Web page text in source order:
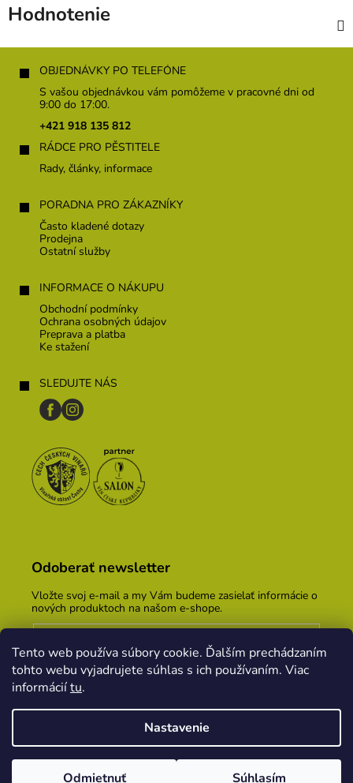
Tento web používa súbory cookie. Ďalším prechádzaním
tohto webu vyjadrujete súhlas s ich používaním. Viac
informáciítu.
Nastavenie
Odmietnuť Súhlasím
Hodnotenie
Z
OBJEDNÁVKY PO TELEFÓNE
S vašou objednávkou vám pomôžeme v pracovné dni od
9:00 do 17:00.
+421 918 135 812
RÁDCE PRO PĚSTITELE
Rady, články, informace
PORADNA PRO ZÁKAZNÍKY
Často kladené dotazy
Prodejna
Ostatní služby
INFORMACE O NÁKUPU
Obchodní podmínky
Ochrana osobných údajov
Preprava a platba
Ke stažení
SLEDUJTE NÁS
Odoberať newsletter
Vložte svoj e-mail a my Vám budeme zasielať informácie o
nových produktoch na našom e-shope.
Vložením e-mailu súhlasíte s podmienkami ochrany
osobných údajov
PRIHLÁSIŤ SA
Vytvoril Shoptet
PekneWeby